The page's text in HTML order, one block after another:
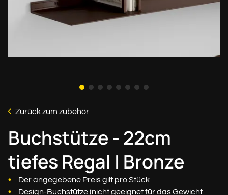
Zurück zum zubehör
Buchstütze - 22cm
tiefes Regal | Bronze
Der angegebene Preis gilt pro Stück
Design-Buchstütze (nicht geeignet für das Gewicht